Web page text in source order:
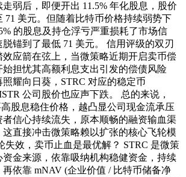
弱后，即便开出 11.5% 年化股息，股价
71 美元。但随着比特币价格持续弱势下
的股息及持仓浮亏严重损耗了市场信
锚到了最低 71 美元。 信用评级的双刃
效应箭在弦上，当微策略近期开启卖币偿
始担忧其高额利息支出引发的偿债风险
耀向日葵，STRC 对应的稳定币
公司股价也应声下跌。 总的来说，
股息稳住价格，越凸显公司现金流承压
者信心持续流失，原本顺畅的融资输血渠
直接冲击微策略赖以扩张的核心飞轮模
失效，卖币止血是最优解？ STRC 是微策
资金来源，依靠吸纳机构稳健资金，持续
再依靠 mNAV (企业价值 / 比特币储备净